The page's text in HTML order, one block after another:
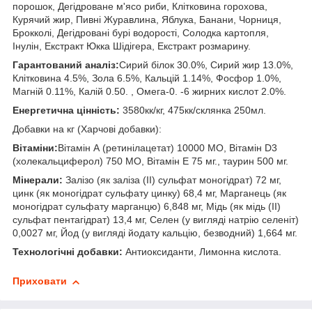
порошок, Дегідроване м'ясо риби, Клітковина горохова,
Курячий жир, Пивні Журавлина, Яблука, Банани, Чорниця,
Брокколі, Дегідровані бурі водорості, Солодка картопля,
Інулін, Екстракт Юкка Шідігера, Екстракт розмарину.
Гарантований аналіз:Сирий білок 30.0%, Сирий жир 13.0%,
Клітковина 4.5%, Зола 6.5%, Кальцій 1.14%, Фосфор 1.0%,
Магній 0.11%, Калій 0.50. , Омега-0. -6 жирних кислот 2.0%.
Енергетична цінність: 3580кк/кг, 475кк/склянка 250мл.
Добавки на кг (Харчові добавки):
Вітаміни:Вітамін А (ретинілацетат) 10000 МО, Вітамін D3
(холекальциферол) 750 МО, Вітамін Е 75 мг., таурин 500 мг.
Мінерали: Залізо (як заліза (II) сульфат моногідрат) 72 мг,
цинк (як моногідрат сульфату цинку) 68,4 мг, Марганець (як
моногідрат сульфату марганцю) 6,848 мг, Мідь (як мідь (II)
сульфат пентагідрат) 13,4 мг, Селен (у вигляді натрію селеніт)
0,0027 мг, Йод (у вигляді йодату кальцію, безводний) 1,664 мг.
Технологічні добавки: Антиоксиданти, Лимонна кислота.
Приховати